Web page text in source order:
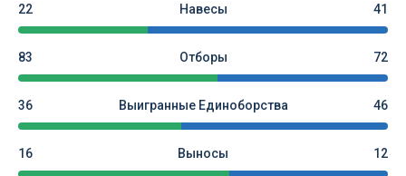
22 Навесы 41
83 Отборы 72
36 Выигранные Единоборства 46
16 Выносы 12